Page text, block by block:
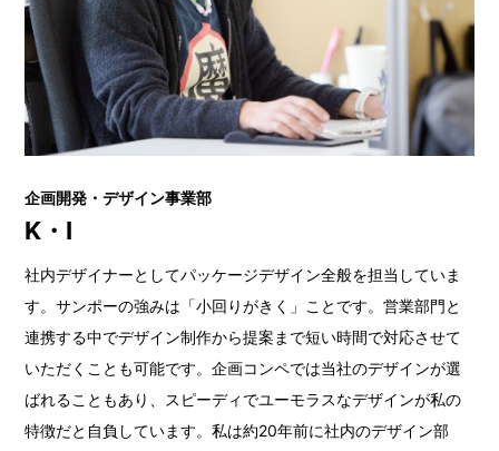
企画開発・デザイン事業部
K・I
社内デザイナーとしてパッケージデザイン全般を担当していま
す。サンポーの強みは「小回りがきく」ことです。営業部門と
連携する中でデザイン制作から提案まで短い時間で対応させて
いただくことも可能です。企画コンペでは当社のデザインが選
ばれることもあり、スピーディでユーモラスなデザインが私の
特徴だと自負しています。私は約20年前に社内のデザイン部